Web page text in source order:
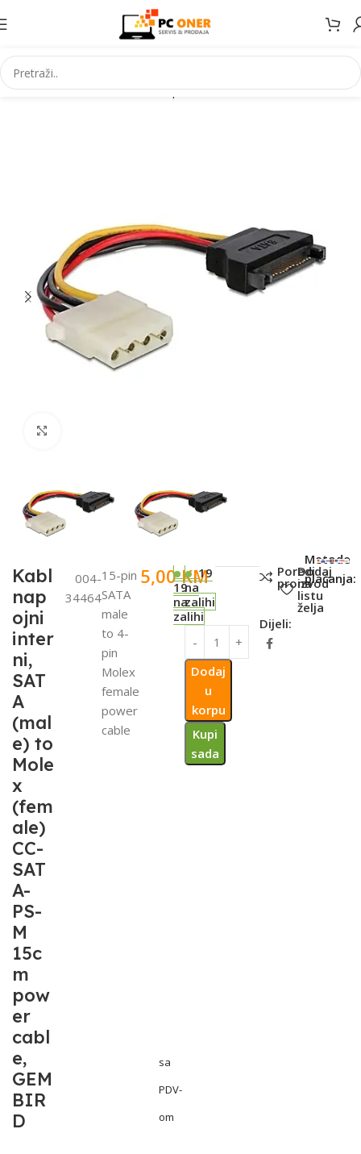
Početna Informatika PC komponente Kablovi
Kabl
nap
ojni
inter
ni,
SAT
A
(mal
e) to
Mole
x
(fem
ale)
CC-
SAT
A-
PS-
M
15c
m
pow
er
cabl
e,
GEM
BIR
D
004-
34464
15-pin
SATA
male
to 4-
pin
Molex
female
power
cable
5,00KM
sa
PDV-
om
19
na
zalihi
19
na
zalihi
Dodaj
u
korpu
Kupi
sada
Poredi
proizvod
Dodaj
na
listu
želja
Dijeli:
Metode
plaćanja: